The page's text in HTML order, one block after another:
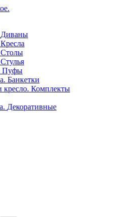
Диваны
Кресла
Столы
Стулья
Пуфы
Банкетки
Комплекты
Декоративные